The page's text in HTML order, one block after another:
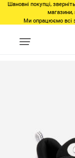
Шановні покупці,
магазини,
Ми опрацюємо всі
Види спорту